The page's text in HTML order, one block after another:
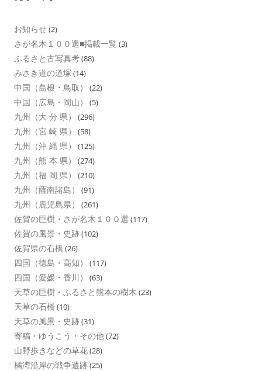
お知らせ(2)
さが名木１００選■掲載一覧 (3)
ふるさと古写真考(88)
みさき道の道塚 (14)
中国（島根・鳥取） (22)
中国（広島・岡山） (5)
九州（大 分 県） (296)
九州（宮 崎 県） (58)
九州（沖 縄 県） (125)
九州（熊 本 県） (274)
九州（福 岡 県） (210)
九州（薩南諸島） (91)
九州（鹿児島県） (261)
佐賀の巨樹・さが名木１００選 (117)
佐賀の風景・史跡(102)
佐賀県の石橋 (26)
四国（徳島・高知） (117)
四国（愛媛・香川） (63)
天草の巨樹・ふるさと熊本の樹木 (23)
天草の石橋 (10)
天草の風景・史跡(31)
寄稿・ゆうこう・その他(72)
山野歩きなどの草花(28)
橘湾沿岸の戦争遺跡(25)